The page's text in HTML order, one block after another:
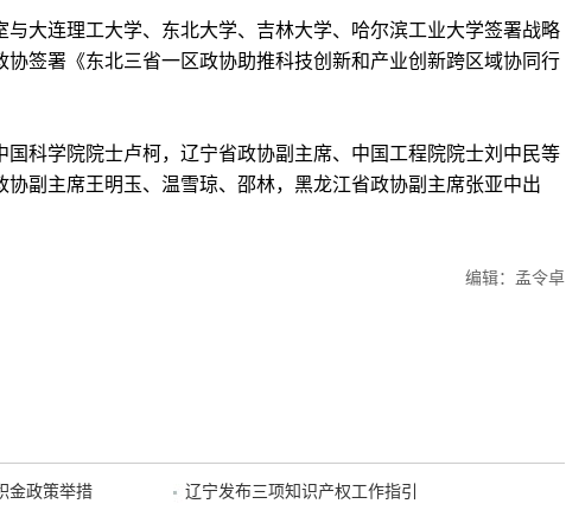
大连理工大学、东北大学、吉林大学、哈尔滨工业大学签署战略
协签署《东北三省一区政协助推科技创新和产业创新跨区域协同行
科学院院士卢柯，辽宁省政协副主席、中国工程院院士刘中民等
协副主席王明玉、温雪琼、邵林，黑龙江省政协副主席张亚中出
编辑：孟令卓
金政策举措 辽宁发布三项知识产权工作指引